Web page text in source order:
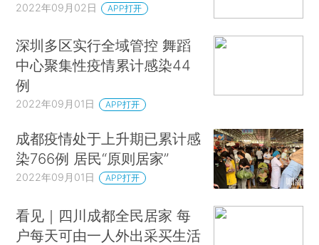
2022年09月02日 APP打开
深圳多区实行全域管控 舞蹈
中心聚集性疫情累计感染44
例
2022年09月01日 APP打开
成都疫情处于上升期已累计感
染766例 居民“原则居家”
2022年09月01日 APP打开
看见｜四川成都全民居家 每
户每天可由一人外出采买生活